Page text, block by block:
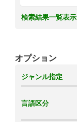
検索結果一覧表示
オプション
ジャンル指定
言語区分